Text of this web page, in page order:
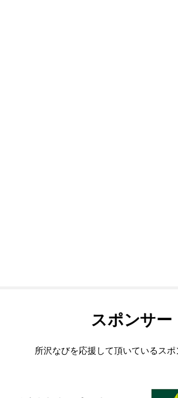
スポンサー
所沢なびを応援して頂いているス